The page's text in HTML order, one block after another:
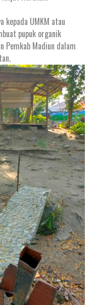
kepada UMKM atau
pupuk organik
Pemkab Madiun dalam